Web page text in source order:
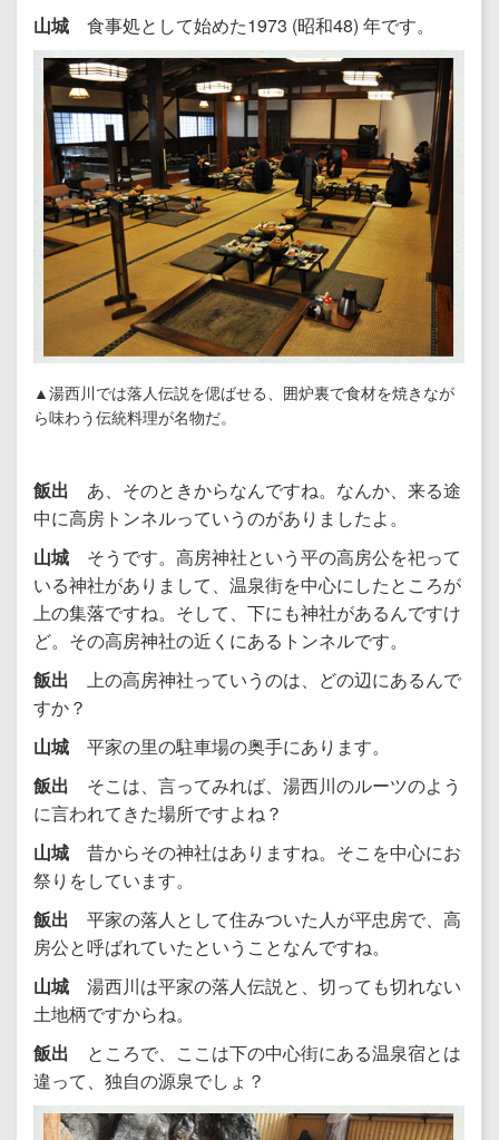
山城 食事処として始めた1973 (昭和48) 年です。
▲湯西川では落人伝説を偲ばせる、囲炉裏で食材を焼きなが
ら味わう伝統料理が名物だ。
飯出 あ、そのときからなんですね。なんか、来る途
中に高房トンネルっていうのがありましたよ。
山城 そうです。高房神社という平の高房公を祀って
いる神社がありまして、温泉街を中心にしたところが
上の集落ですね。そして、下にも神社があるんですけ
ど。その高房神社の近くにあるトンネルです。
飯出 上の高房神社っていうのは、どの辺にあるんで
すか？
山城 平家の里の駐車場の奥手にあります。
飯出 そこは、言ってみれば、湯西川のルーツのよう
に言われてきた場所ですよね？
山城 昔からその神社はありますね。そこを中心にお
祭りをしています。
飯出 平家の落人として住みついた人が平忠房で、高
房公と呼ばれていたということなんですね。
山城 湯西川は平家の落人伝説と、切っても切れない
土地柄ですからね。
飯出 ところで、ここは下の中心街にある温泉宿とは
違って、独自の源泉でしょ？